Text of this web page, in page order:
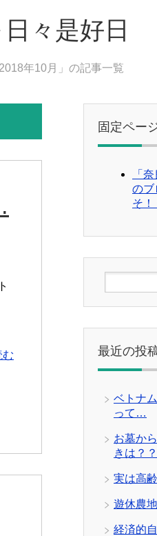
々是好日
2018年10月」の記事一覧
む
固定ペー
「
のブ
そ
最近の投
ベトナ
って…
お墓か
きは？？
実は高
遊休農
経済的